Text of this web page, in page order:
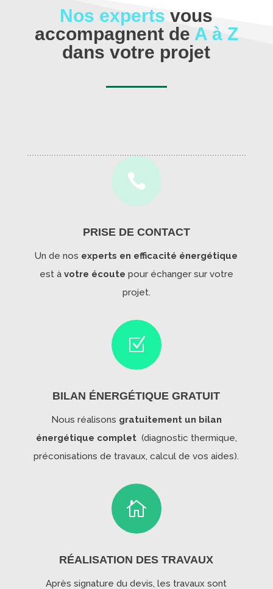
Nos experts vous
accompagnent de A à Z
dans votre projet

PRISE DE CONTACT
Un de nos experts en efficacité énergétique
est à votre écoute pour échanger sur votre
projet.
Z
BILAN ÉNERGÉTIQUE GRATUIT
Nous réalisons gratuitement un bilan
énergétique complet (diagnostic thermique,
préconisations de travaux, calcul de vos aides).

RÉALISATION DES TRAVAUX
Après signature du devis, les travaux sont